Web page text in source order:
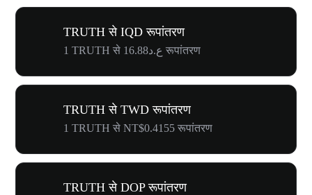
TRUTH से IQD रूपांतरण
1 TRUTH से ع.د16.88 रूपांतरण
TRUTH से TWD रूपांतरण
1 TRUTH से NT$0.4155 रूपांतरण
TRUTH से DOP रूपांतरण